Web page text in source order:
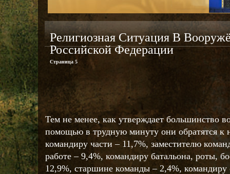
Религиозная Ситуация В
Российской Федерации
Страница 5
Тем не менее, как утверждает большинство
помощью в трудную минуту они обратятся к
командиру части – 11,7%, заместителю
работе – 9,4%, командиру батальона, роты,
12,9%, старшине команды – 2,4%, командиру